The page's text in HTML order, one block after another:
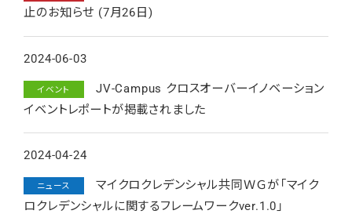
止のお知らせ (7月26日)
2024-06-03
イベント
JV-Campus クロスオーバーイノベーション
イベントレポートが掲載されました
2024-04-24
ニュース
マイクロクレデンシャル共同ＷＧが「マイク
ロクレデンシャルに関するフレームワークver.1.0」